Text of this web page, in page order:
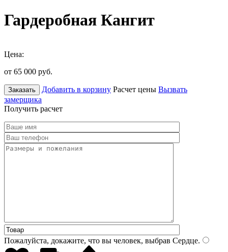
Гардеробная Кангит
Цена:
от 65 000 руб.
Заказать Добавить в корзину Расчет цены Вызвать
замерщика
Получить расчет
Пожалуйста, докажите, что вы человек, выбрав Сердце.